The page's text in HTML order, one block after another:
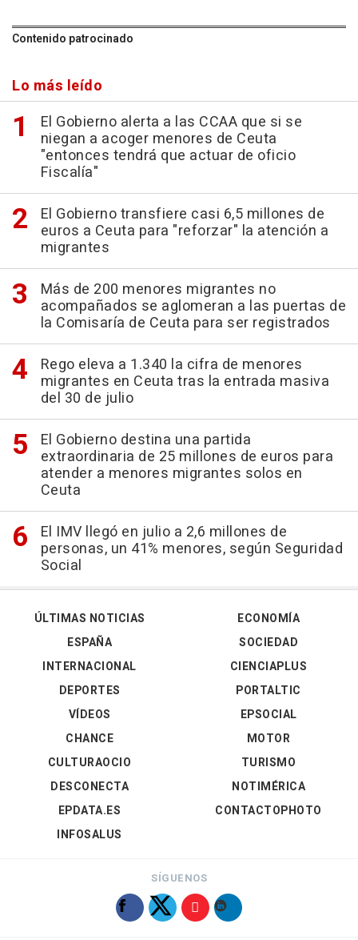
Contenido patrocinado
Lo más leído
El Gobierno alerta a las CCAA que si se
niegan a acoger menores de Ceuta
"entonces tendrá que actuar de oficio
Fiscalía"
El Gobierno transfiere casi 6,5 millones de
euros a Ceuta para "reforzar" la atención a
migrantes
Más de 200 menores migrantes no
acompañados se aglomeran a las puertas de
la Comisaría de Ceuta para ser registrados
Rego eleva a 1.340 la cifra de menores
migrantes en Ceuta tras la entrada masiva
del 30 de julio
El Gobierno destina una partida
extraordinaria de 25 millones de euros para
atender a menores migrantes solos en
Ceuta
El IMV llegó en julio a 2,6 millones de
personas, un 41% menores, según Seguridad
Social
ÚLTIMAS NOTICIAS
ESPAÑA
INTERNACIONAL
DEPORTES
VÍDEOS
ECONOMÍA
SOCIEDAD
CIENCIAPLUS
PORTALTIC
EPSOCIAL
CHANCE
CULTURAOCIO
DESCONECTA
EPDATA.ES
INFOSALUS
MOTOR
TURISMO
NOTIMÉRICA
CONTACTOPHOTO
SÍGUENOS